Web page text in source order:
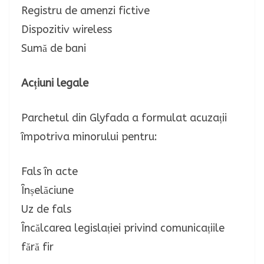
Registru de amenzi fictive
Dispozitiv wireless
Sumă de bani
Acțiuni legale
Parchetul din Glyfada a formulat acuzații
împotriva minorului pentru:
Fals în acte
Înșelăciune
Uz de fals
Încălcarea legislației privind comunicațiile
fără fir